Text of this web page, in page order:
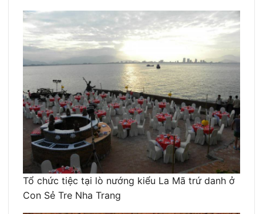
Tổ chức tiệc tại lò nướng kiểu La Mã trứ danh ở
Con Sẻ Tre Nha Trang